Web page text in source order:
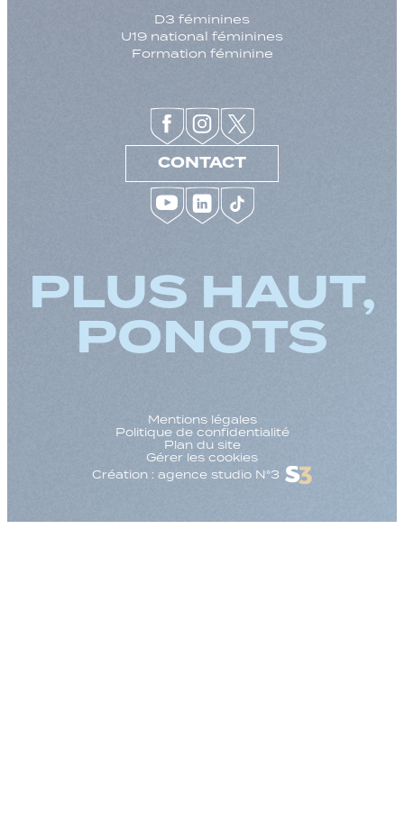
D3 féminines
U19 national féminines
Formation féminine
CONTACT
PLUS HAUT,
PONOTS
Mentions légales
Politique de confidentialité
Plan du site
Gérer les cookies
Création : agence studio N°3